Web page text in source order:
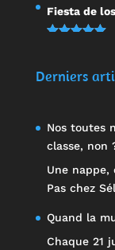
Note
5.00
sur 5
Fiesta de
Derniers
Nos toutes
classe, non
Une nappe,
Pas chez
Quand la
Chaque 21